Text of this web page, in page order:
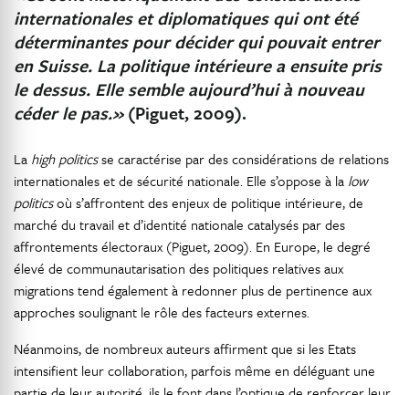
internationales et diplomatiques qui ont été
déterminantes pour décider qui pouvait entrer
en Suisse. La politique intérieure a ensuite pris
le dessus. Elle semble aujourd’hui à nouveau
céder le pas.»(Piguet, 2009).
La high politicsse caractérise par des considérations de relations
internationales et de sécurité nationale. Elle s’oppose à la low
politicsoù s’affrontent des enjeux de politique intérieure, de
marché du travail et d’identité nationale catalysés par des
affrontements électoraux (Piguet, 2009). En Europe, le degré
élevé de communautarisation des politiques relatives aux
migrations tend également à redonner plus de pertinence aux
approches soulignant le rôle des facteurs externes.
Néanmoins, de nombreux auteurs affirment que si les Etats
intensifient leur collaboration, parfois même en déléguant une